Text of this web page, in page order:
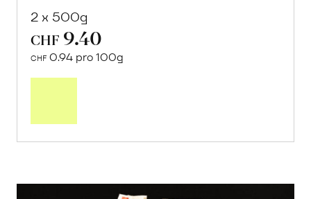
2 x 500g
CHF 9.40
CHF 0.94 pro 100g